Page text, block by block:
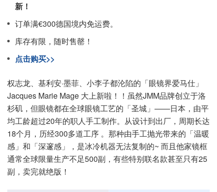
新！
订单满€300德国境内免运费。
库存有限，随时售罄！
点击购买>>
权志龙、基利安·墨菲、小李子都沦陷的「眼镜界爱马仕」
Jacques Marie Mage 大上新啦！！虽然JMM品牌创立于洛
杉矶，但眼镜都在全球眼镜工艺的「圣城」——日本，由平
均工龄超过20年的职人手工制作。从设计到出厂，周期长达
18个月，历经300多道工序 。那种由手工抛光带来的「温暖
感」和「深邃感」，是冰冷机器无法复制的~ 而且他家镜框
通常全球限量生产不足500副，有些特别联名款甚至只有25
副，卖完就绝版！